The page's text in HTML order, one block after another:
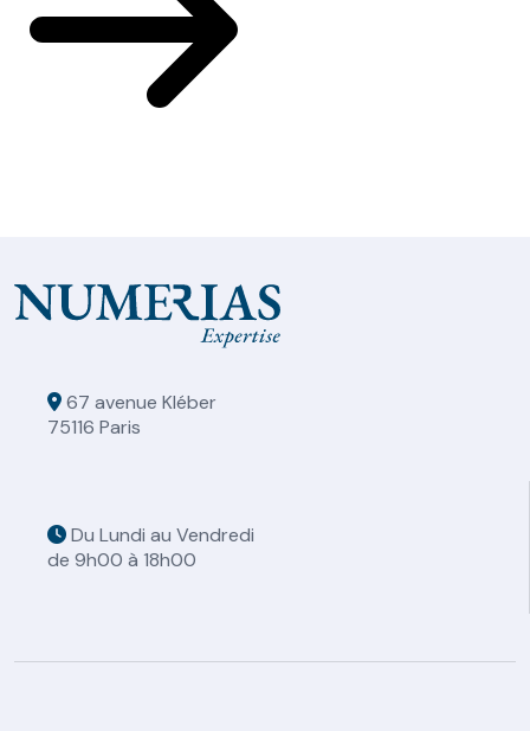
67 avenue Kléber
75116 Paris
Du Lundi au Vendredi
de 9h00 à 18h00